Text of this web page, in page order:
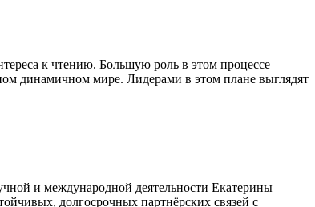
к чтению. Большую роль в этом процессе
динамичном мире. Лидерами в этом плане выглядят
и международной деятельности Екатерины
долгосрочных партнёрских связей с